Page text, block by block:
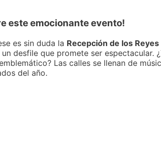
este emocionante evento!
es sin duda la Recepción de los
un desfile que promete ser espectacular.
Las calles se llenan de
del año.